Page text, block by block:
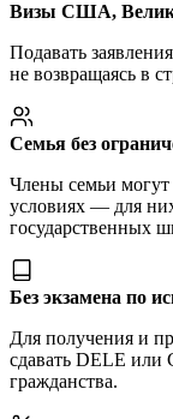
Визы США,
Подавать
не возвращаясь в
Семья без
Члены семьи
условиях — для
государственных
Без экзамена по
Для получения и
сдавать DELE
гражданства.